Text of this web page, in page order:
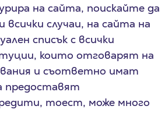
на сайта, поискайте да
случаи, на сайта на
списък с всички
които отговарят на
и съответно имат
предоставят
тоест, може много